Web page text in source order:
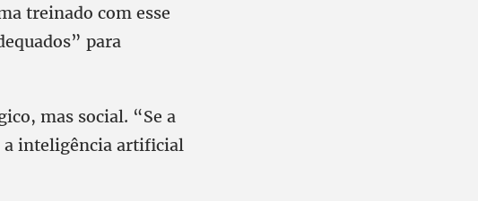
treinado com esse
para
mas social. “Se a
a inteligência artificial